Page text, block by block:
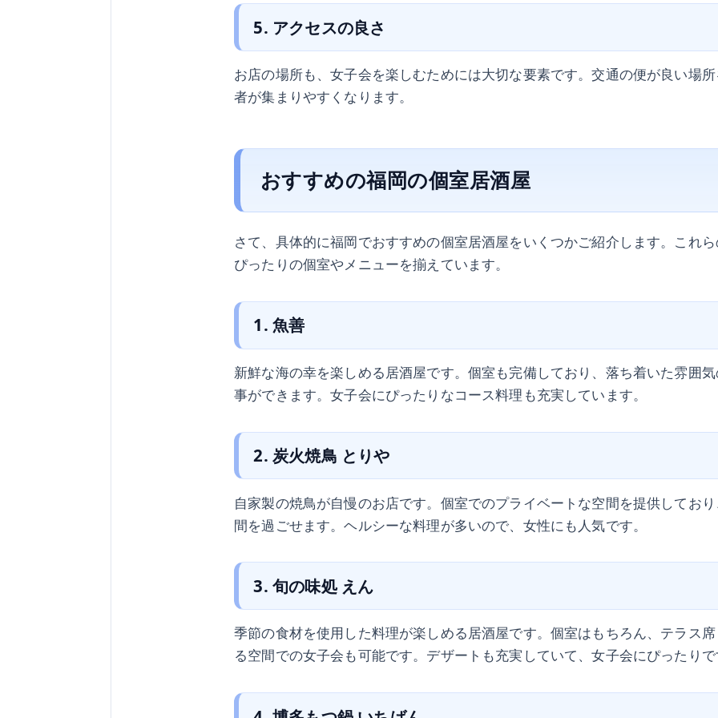
5. アクセスの良さ
お店の場所も、女子会を楽しむためには大切な要素です。交通の便が良い場
者が集まりやすくなります。
おすすめの福岡の個室居酒屋
さて、具体的に福岡でおすすめの個室居酒屋をいくつかご紹介します。これ
ぴったりの個室やメニューを揃えています。
1. 魚善
新鮮な海の幸を楽しめる居酒屋です。個室も完備しており、落ち着いた雰囲
事ができます。女子会にぴったりなコース料理も充実しています。
2. 炭火焼鳥 とりや
自家製の焼鳥が自慢のお店です。個室でのプライベートな空間を提供してお
間を過ごせます。ヘルシーな料理が多いので、女性にも人気です。
3. 旬の味処 えん
季節の食材を使用した料理が楽しめる居酒屋です。個室はもちろん、テラス
る空間での女子会も可能です。デザートも充実していて、女子会にぴったり